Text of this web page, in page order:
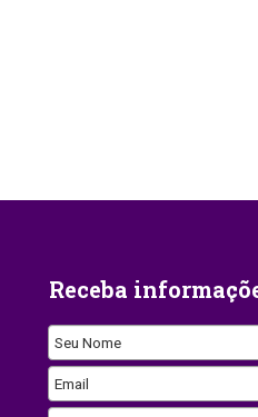
Receba
Seu Nome
Email